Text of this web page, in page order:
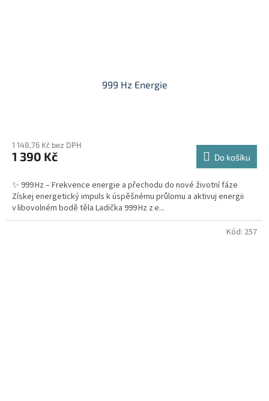
999 Hz Energie
produktu
je
z
5
hvězdiček.
1 148,76 Kč bez DPH
1 390 Kč Do košíku
✨ 999 Hz – Frekvence energie a přechodu do nové životní fáze
Získej energetický impuls k úspěšnému průlomu a aktivuj energii
v libovolném bodě těla Ladička 999 Hz z e...
Kód: 257